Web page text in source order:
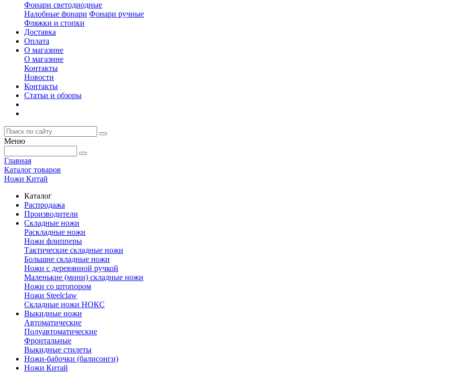
Фонари светодиодные
Налобные фонари Фонари ручные
Фляжки и стопки
Доставка
Оплата
О магазине
О магазине
Контакты
Новости
Контакты
Статьи и обзоры
Меню
Главная
Каталог товаров
Ножи Китай
Каталог
Распродажа
Производители
Складные ножи
Раскладные ножи
Ножи флипперы
Тактические складные ножи
Большие складные ножи
Ножи с деревянной ручкой
Маленькие (мини) складные ножи
Ножи со штопором
Ножи Steelclaw
Складные ножи НОКС
Выкидные ножи
Автоматические
Полуавтоматические
Фронтальные
Выкидные стилеты
Ножи-бабочки (балисонги)
Ножи Китай